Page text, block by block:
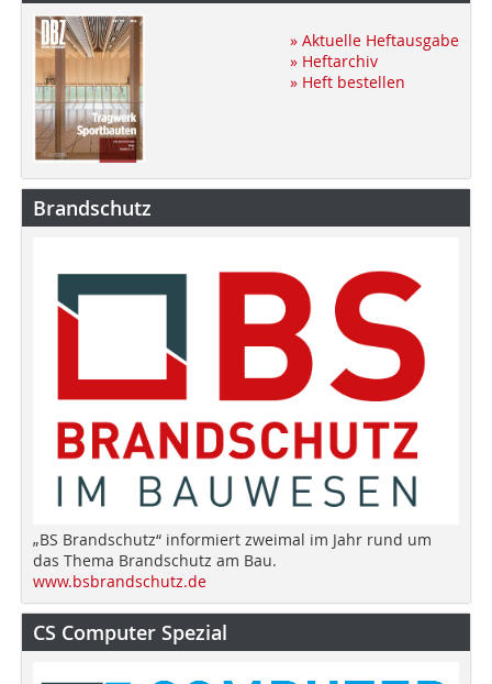
» Aktuelle Heftausgabe
» Heftarchiv
» Heft bestellen
Brandschutz
„BS Brandschutz“ informiert zweimal im Jahr rund um
das Thema Brandschutz am Bau.
www.bsbrandschutz.de
CS Computer Spezial